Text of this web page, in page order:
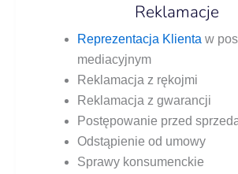
Reklamacje
Repre­zen­ta­cja Klien­ta w
mediacyjnym
Rekla­ma­cja z rękojmi
Rekla­ma­cja z gwarancji
Postę­po­wa­nie przed
Odstą­pie­nie od umowy
Spra­wy konsumenckie